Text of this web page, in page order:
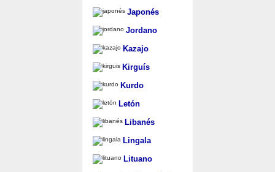
Japonés
Jordano
Kazajo
Kirguís
Kurdo
Letón
Libanés
Lingala
Lituano